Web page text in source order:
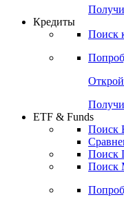
Кредиты
Поиск
ETF & Funds
Поиск
Поиск